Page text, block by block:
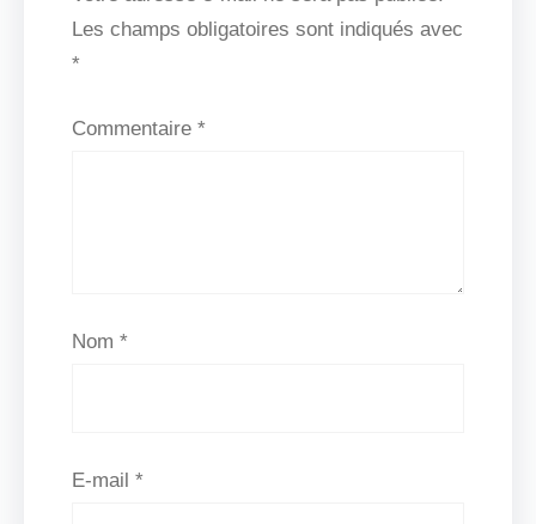
Les champs obligatoires sont indiqués avec
*
Commentaire *
Nom *
E-mail *